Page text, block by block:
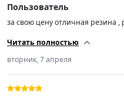
Пользователь
за свою цену отличная резина ,
Читать полностью
вторник, 7 апреля